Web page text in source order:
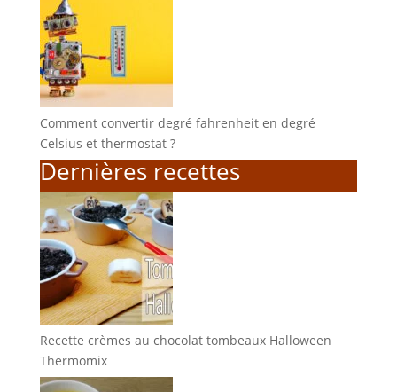
Comment convertir degré fahrenheit en degré
Celsius et thermostat ?
Dernières recettes
Recette crèmes au chocolat tombeaux Halloween
Thermomix